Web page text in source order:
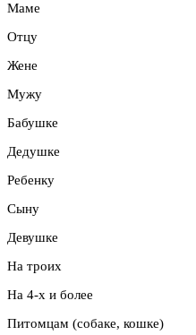
Маме
Отцу
Жене
Мужу
Бабушке
Дедушке
Ребенку
Сыну
Девушке
На троих
На 4-х и более
Питомцам (собаке, кошке)